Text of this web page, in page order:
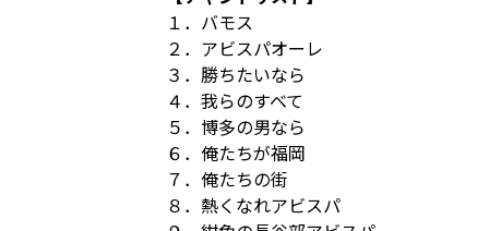
１．バモス
２．アビスパオーレ
３．勝ちたいなら
４．我らのすべて
５．博多の男なら
６．俺たちが福岡
７．俺たちの街
８．熱くなれアビスパ